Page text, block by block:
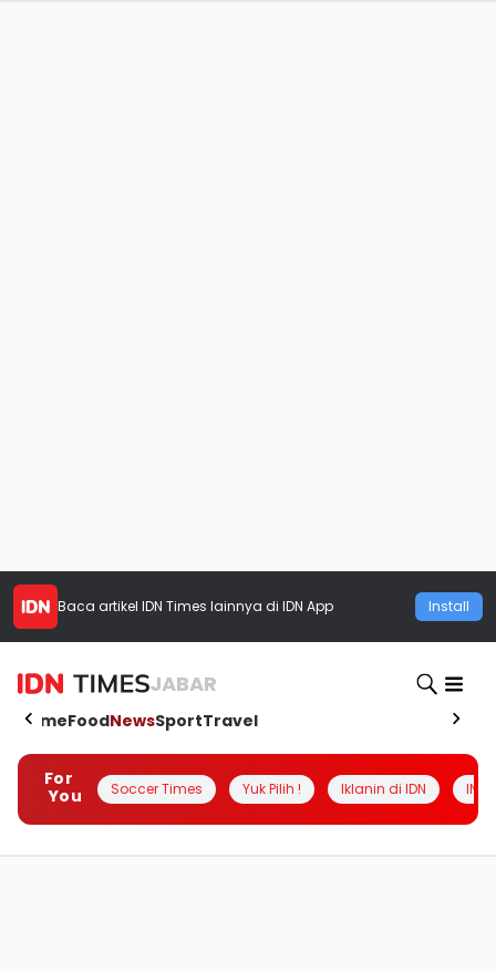
Baca artikel IDN Times lainnya di IDN App Install
JABAR
HomeFoodNewsSportTravel
For
You
Soccer Times Yuk Pilih ! Iklanin di IDN